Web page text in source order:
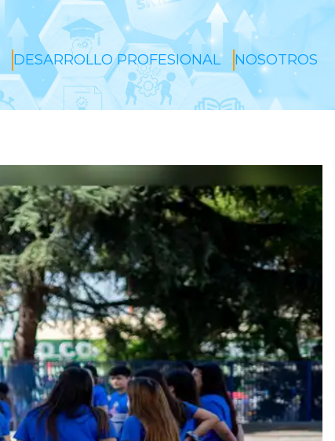
DESARROLLO PROFESIONAL NOSOTROS